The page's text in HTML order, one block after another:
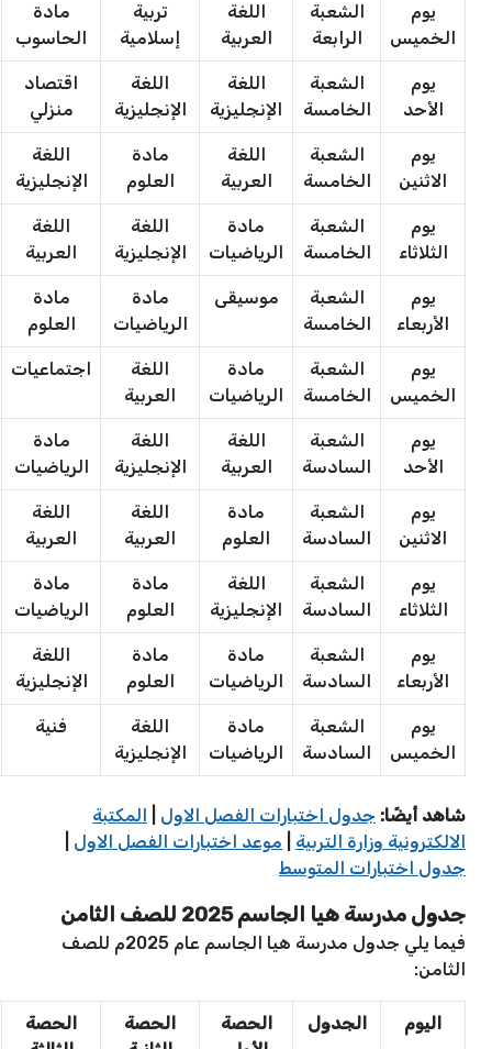
يوم
الخميس
الشعبة
الرابعة
اللغة
العربية
تربية
إسلامية
مادة
الحاسوب
يوم
الأحد
الشعبة
الخامسة
اللغة
الإنجليزية
اللغة
الإنجليزية
اقتصاد
منزلي
يوم
الاثنين
الشعبة
الخامسة
اللغة
العربية
مادة
العلوم
اللغة
الإنجليزية
يوم
الثلاثاء
الشعبة
الخامسة
مادة
الرياضيات
اللغة
الإنجليزية
اللغة
العربية
يوم
الأربعاء
الشعبة
الخامسة
موسيقى
مادة
الرياضيات
مادة
العلوم
يوم
الخميس
الشعبة
الخامسة
مادة
الرياضيات
اللغة
العربية
اجتماعيات
يوم
الأحد
الشعبة
السادسة
اللغة
العربية
اللغة
الإنجليزية
مادة
الرياضيات
يوم
الاثنين
الشعبة
السادسة
مادة
العلوم
اللغة
العربية
اللغة
العربية
يوم
الثلاثاء
الشعبة
السادسة
اللغة
الإنجليزية
مادة
العلوم
مادة
الرياضيات
يوم
الأربعاء
الشعبة
السادسة
مادة
الرياضيات
مادة
العلوم
اللغة
الإنجليزية
يوم
الخميس
الشعبة
السادسة
مادة
الرياضيات
اللغة
الإنجليزية
فنية
شاهد أيضًا: جدول اختبارات الفصل الاول
المكتبة
الالكترونية وزارة التربية
موعد اختبارات الفصل الاول
جدول اختبارات المتوسط
جدول مدرسة هيا الجاسم 2025 للصف الثامن
فيما يلي جدول مدرسة هيا الجاسم عام 2025م للصف
الثامن:
اليوم الجدول
الحصة
الحصة
الحصة